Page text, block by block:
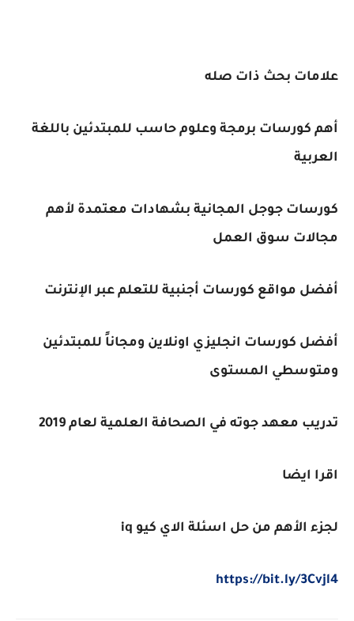
علامات بحث ذات صله
أهم كورسات برمجة وعلوم حاسب للمبتدئين باللغة
العربية
كورسات جوجل المجانية بشهادات معتمدة لأهم
مجالات سوق العمل
أفضل مواقع كورسات أجنبية للتعلم عبر الإنترنت
أفضل كورسات انجليزي اونلاين ومجاناً للمبتدئين
ومتوسطي المستوى
تدريب معهد جوته في الصحافة العلمية لعام 2019
اقرا ايضا
لجزء الأهم من حل اسئلة الاي كيو iq
https://bit.ly/3Cvjl4